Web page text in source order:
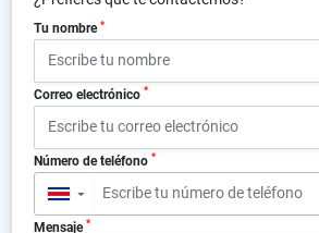
Tu nombre *
Correo electrónico *
Número de teléfono *
▼
Mensaje *